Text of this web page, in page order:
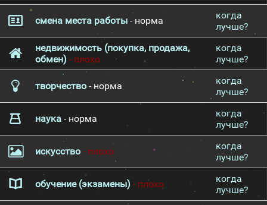
смена места работы - норма
когда
лучше?
недвижимость (покупка, продажа,
обмен) - плохо
когда
лучше?
творчество - норма
когда
лучше?
наука - норма
когда
лучше?
искусство - плохо
когда
лучше?
обучение (экзамены) - плохо
когда
лучше?